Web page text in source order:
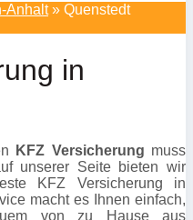
Anhalt» Quenstedt
in
KFZ Versicherung muss
unserer Seite bieten wir
KFZ Versicherung in
macht es Ihnen einfach,
von zu Hause aus